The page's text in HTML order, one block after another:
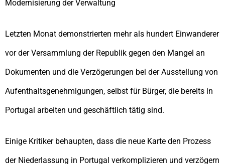
Modernisierung der Verwaltung
Letzten Monat demonstrierten mehr als hundert Einwanderer
vor der Versammlung der Republik gegen den Mangel an
Dokumenten und die Verzögerungen bei der Ausstellung von
Aufenthaltsgenehmigungen, selbst für Bürger, die bereits in
Portugal arbeiten und geschäftlich tätig sind.
Einige Kritiker behaupten, dass die neue Karte den Prozess
der Niederlassung in Portugal verkomplizieren und verzögern